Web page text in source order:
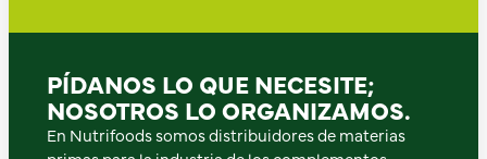
PÍDANOS LO QUE NECESITE;
NOSOTROS LO ORGANIZAMOS.
En Nutrifoods somos distribuidores de materias